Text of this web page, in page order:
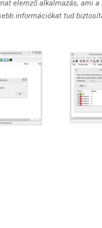
elemző alkalmazás, ami a
információkat tud